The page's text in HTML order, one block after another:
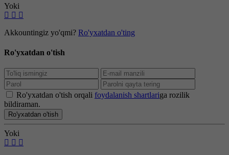
Yoki
Akkountingiz yo'qmi? Ro'yxatdan o'ting
Ro'yxatdan o'tish
Ro'yxatdan o'tish orqali foydalanish shartlariga rozilik
bildiraman.
Ro'yxatdan o'tish
Yoki